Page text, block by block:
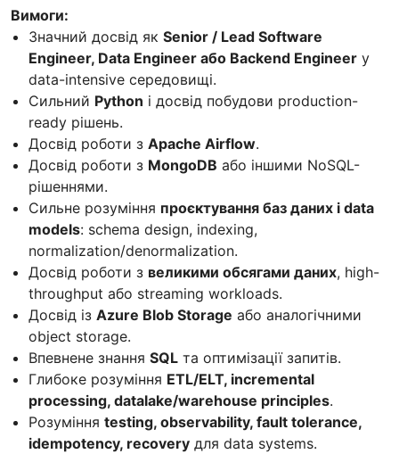
Вимоги:
Значний досвід як Senior / Lead Software
Engineer, Data Engineer або Backend Engineer у
data-intensive середовищі.
Сильний Python і досвід побудови production-
ready рішень.
Досвід роботи з Apache Airflow.
Досвід роботи з MongoDB або іншими NoSQL-
рішеннями.
Сильне розуміння проєктування баз даних і data
models: schema design, indexing,
normalization/denormalization.
Досвід роботи з великими обсягами даних, high-
throughput або streaming workloads.
Досвід із Azure Blob Storage або аналогічними
object storage.
Впевнене знання SQL та оптимізації запитів.
Глибоке розуміння ETL/ELT, incremental
processing, datalake/warehouse principles.
Розуміння testing, observability, fault tolerance,
idempotency, recovery для data systems.